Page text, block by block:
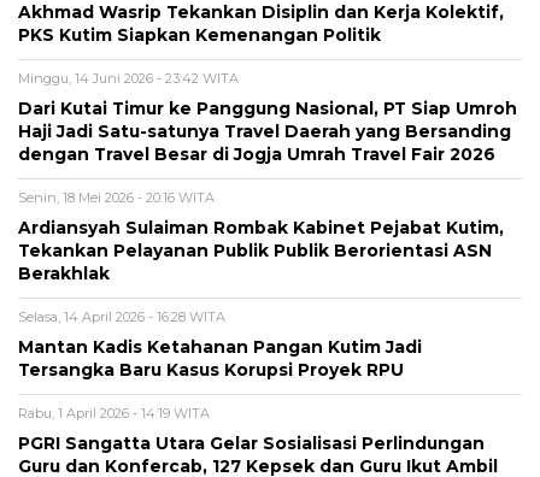
Akhmad Wasrip Tekankan Disiplin dan Kerja Kolektif,
PKS Kutim Siapkan Kemenangan Politik
Minggu, 14 Juni 2026 - 23:42 WITA
Dari Kutai Timur ke Panggung Nasional, PT Siap Umroh
Haji Jadi Satu-satunya Travel Daerah yang Bersanding
dengan Travel Besar di Jogja Umrah Travel Fair 2026
Senin, 18 Mei 2026 - 20:16 WITA
Ardiansyah Sulaiman Rombak Kabinet Pejabat Kutim,
Tekankan Pelayanan Publik Publik Berorientasi ASN
Berakhlak
Selasa, 14 April 2026 - 16:28 WITA
Mantan Kadis Ketahanan Pangan Kutim Jadi
Tersangka Baru Kasus Korupsi Proyek RPU
Rabu, 1 April 2026 - 14:19 WITA
PGRI Sangatta Utara Gelar Sosialisasi Perlindungan
Guru dan Konfercab, 127 Kepsek dan Guru Ikut Ambil